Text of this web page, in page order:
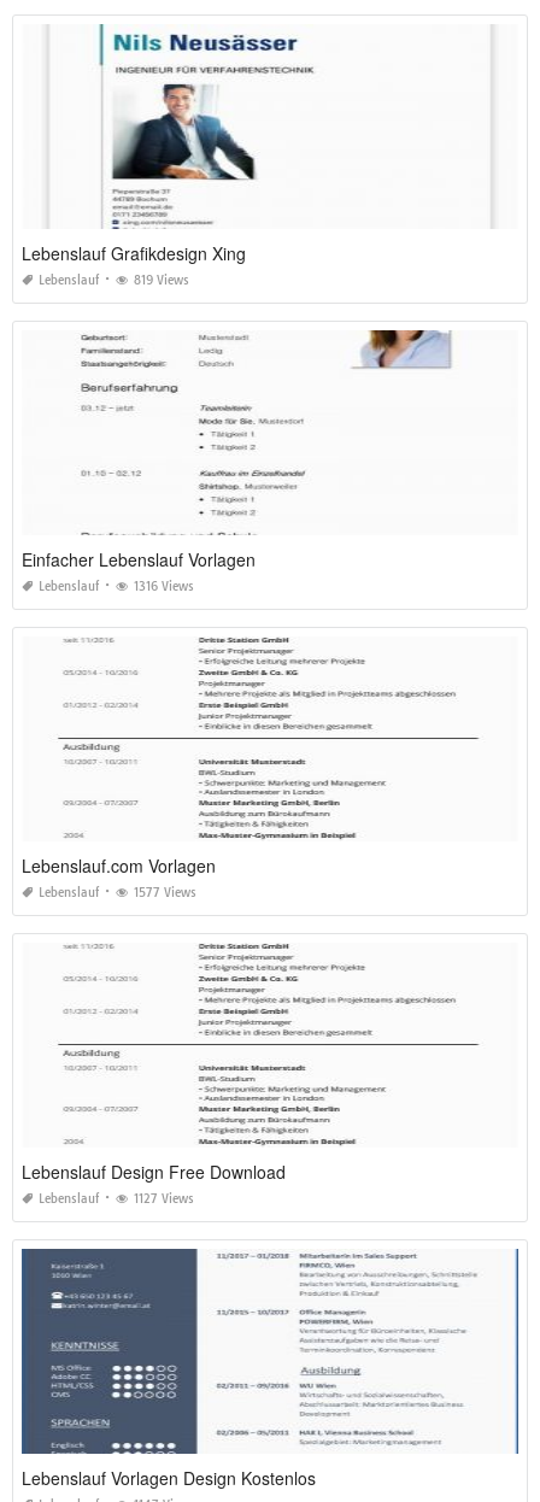
Lebenslauf Grafikdesign Xing
Lebenslauf 819 Views
Einfacher Lebenslauf Vorlagen
Lebenslauf 1316 Views
Lebenslauf.com Vorlagen
Lebenslauf 1577 Views
Lebenslauf Design Free Download
Lebenslauf 1127 Views
Lebenslauf Vorlagen Design Kostenlos